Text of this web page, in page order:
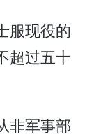
服现役的
超过五十
非军事部